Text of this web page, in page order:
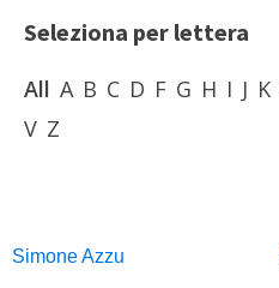
Seleziona per lettera
Seleziona per lettera
All A B C D F G H I J K
V Z
Simone Azzu